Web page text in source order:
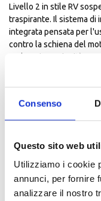
Consenso
Questo sito web
Utilizziamo i cookie
annunci, per fornire
analizzare il nostro
Livello 2 in stile RV
traspirante. Il sistema di
integrata pensata per
contro la schiena del
sudorazione. L'unità
entrambi i componenti
motociclisti da strada.
equipaggiamento da
Inserto paraschiena
Maglia Hicom
neoprene